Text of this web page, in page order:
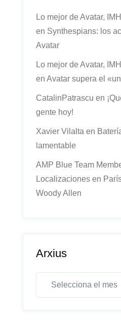
Lo mejor de Avatar,
en Synthespians: los
Avatar
Lo mejor de Avatar,
en Avatar supera el
CatalinPatrascu en
gente hoy!
Xavier Vilalta en
lamentable
AMP Blue Team
Localizaciones en
Woody Allen
Arxius